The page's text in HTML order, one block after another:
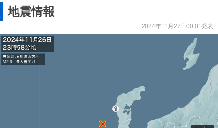
地震情報
2024年11月27日00:01発表